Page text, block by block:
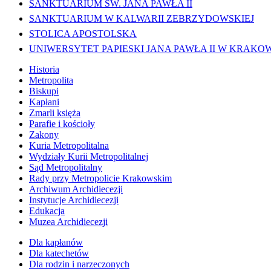
SANKTUARIUM ŚW. JANA PAWŁA II
SANKTUARIUM W KALWARII ZEBRZYDOWSKIEJ
STOLICA APOSTOLSKA
UNIWERSYTET PAPIESKI JANA PAWŁA II W
Historia
Metropolita
Biskupi
Kapłani
Zmarli księża
Parafie i kościoły
Zakony
Kuria Metropolitalna
Wydziały Kurii Metropolitalnej
Sąd Metropolitalny
Rady przy Metropolicie Krakowskim
Archiwum Archidiecezji
Instytucje Archidiecezji
Edukacja
Muzea Archidiecezji
Dla kapłanów
Dla katechetów
Dla rodzin i narzeczonych